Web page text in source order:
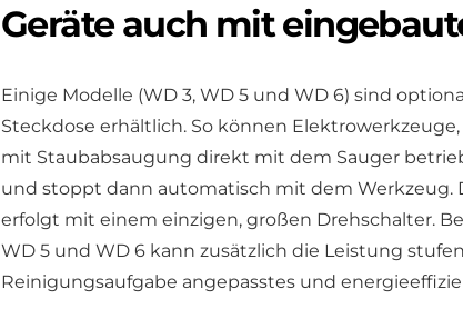
Geräte auch mit
Einige Modelle (WD 3, WD 5 und WD 6) sind
Steckdose erhältlich. So können
mit Staubabsaugung direkt mit dem Sauger
und stoppt dann automatisch mit dem Werkzeug.
erfolgt mit einem einzigen, großen Drehschalter.
WD 5 und WD 6 kann zusätzlich die Leistung
Reinigungsaufgabe angepasstes und